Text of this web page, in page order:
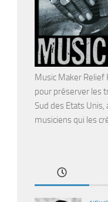
Music Maker Relief
pour préserver les
Sud des Etats
musiciens qui les